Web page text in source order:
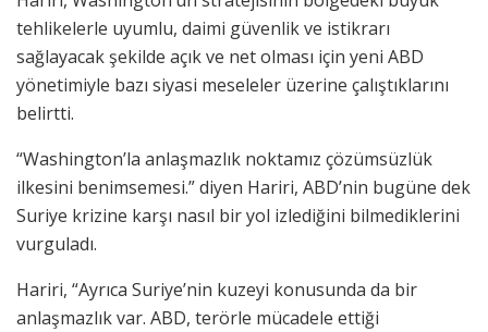
tehlikelerle uyumlu, daimi güvenlik ve istikrarı
sağlayacak şekilde açık ve net olması için yeni ABD
yönetimiyle bazı siyasi meseleler üzerine çalıştıklarını
belirtti.
“Washington’la anlaşmazlık noktamız çözümsüzlük
ilkesini benimsemesi.” diyen Hariri, ABD’nin bugüne dek
Suriye krizine karşı nasıl bir yol izlediğini bilmediklerini
vurguladı.
Hariri, “Ayrıca Suriye’nin kuzeyi konusunda da bir
anlaşmazlık var. ABD, terörle mücadele ettiği